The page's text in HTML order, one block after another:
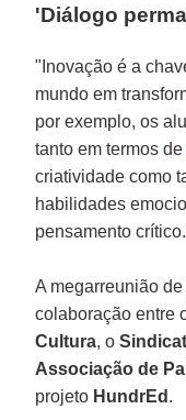
'Diálogo
"Inovação é a
mundo em
por exemplo, os
tanto em termos de
criatividade como
habilidades
pensamento
A megarreunião
colaboração entre
Cultura, o
Associação de
projeto HundrEd .